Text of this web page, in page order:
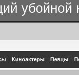
убойной
Киноактеры Певцы